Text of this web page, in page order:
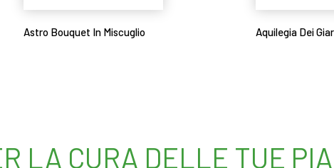
Astro Bouquet In Miscuglio Aquilegia Dei
LA CURA DELLE TUE